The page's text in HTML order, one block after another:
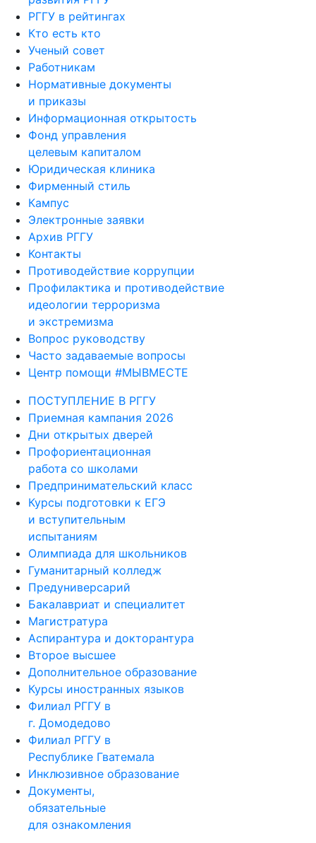
РГГУ в рейтингах
Кто есть кто
Ученый совет
Работникам
Нормативные документы
и приказы
Информационная открытость
Фонд управления
целевым капиталом
Юридическая клиника
Фирменный стиль
Кампус
Электронные заявки
Архив РГГУ
Контакты
Противодействие коррупции
Профилактика и противодействие
идеологии терроризма
и экстремизма
Вопрос руководству
Часто задаваемые вопросы
Центр помощи #МЫВМЕСТЕ
ПОСТУПЛЕНИЕ В РГГУ
Приемная кампания 2026
Дни открытых дверей
Профориентационная
работа со школами
Предпринимательский класс
Курсы подготовки к ЕГЭ
и вступительным
испытаниям
Олимпиада для школьников
Гуманитарный колледж
Предуниверсарий
Бакалавриат и специалитет
Магистратура
Аспирантура и докторантура
Второе высшее
Дополнительное образование
Курсы иностранных языков
Филиал РГГУ в
г. Домодедово
Филиал РГГУ в
Республике Гватемала
Инклюзивное образование
Документы,
обязательные
для ознакомления